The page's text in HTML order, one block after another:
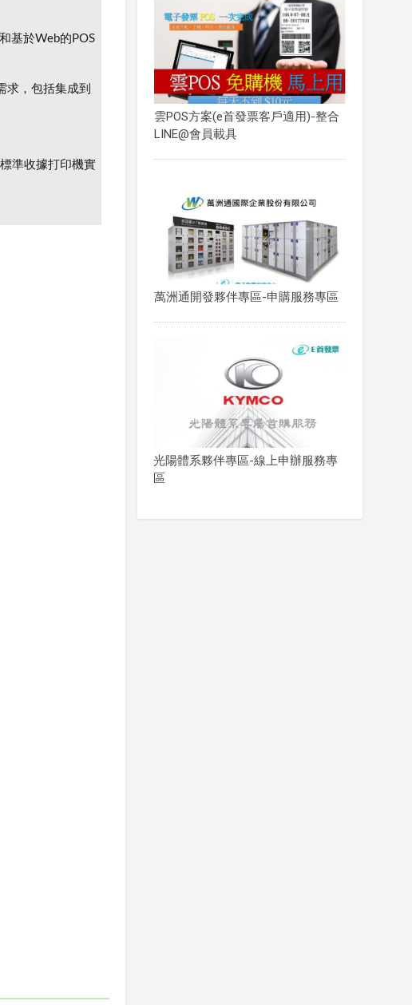
基於Web的POS
求，包括集成到
準收據打印機實
雲POS方案(e首發票客戶適用)-整合
LINE@會員載具
萬洲通開發夥伴專區-申購服務專區
光陽體系夥伴專區-線上申辦服務專
區